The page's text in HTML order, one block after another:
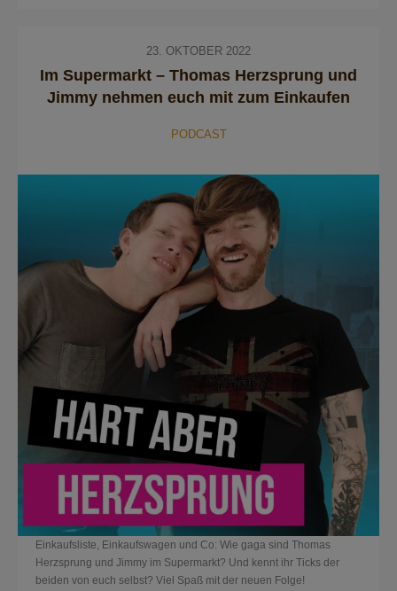
23. OKTOBER 2022
Im Supermarkt – Thomas Herzsprung und
Jimmy nehmen euch mit zum Einkaufen
PODCAST
Einkaufsliste, Einkaufswagen und Co: Wie gaga sind Thomas
Herzsprung und Jimmy im Supermarkt? Und kennt ihr Ticks der
beiden von euch selbst? Viel Spaß mit der neuen Folge!